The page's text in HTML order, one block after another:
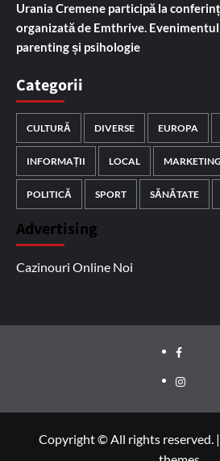
Urania Cremene participă la
organizată de Emthrive.
parenting și psihologie
Categorii
CULTURĂ DIVERSE EUROPA
INFORMAȚII LOCAL MARKETING
POLITICĂ SPORT SĂNĂTATE
Advertising
Cazinouri Online Noi
Facebook
Instagram
Copyright © All rights reserved. |